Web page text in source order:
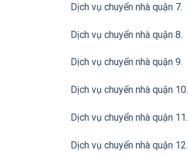
Dịch vụ chuyển nhà quận 7.
Dịch vụ chuyển nhà quận 8.
Dịch vụ chuyển nhà quận 9.
Dịch vụ chuyển nhà quận 10.
Dịch vụ chuyển nhà quận 11.
Dịch vụ chuyển nhà quận 12.